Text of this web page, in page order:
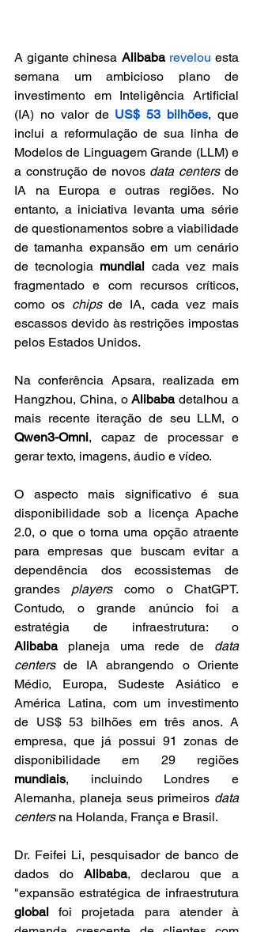
A gigante chinesa Alibaba revelou esta
semana um ambicioso plano de
investimento em Inteligência Artificial
(IA) no valor de US$ 53 bilhões, que
inclui a reformulação de sua linha de
Modelos de Linguagem Grande (LLM) e
a construção de novos data centers de
IA na Europa e outras regiões. No
entanto, a iniciativa levanta uma série
de questionamentos sobre a viabilidade
de tamanha expansão em um cenário
de tecnologia mundial cada vez mais
fragmentado e com recursos críticos,
como os chips de IA, cada vez mais
escassos devido às restrições impostas
pelos Estados Unidos.
Na conferência Apsara, realizada em
Hangzhou, China, o Alibaba detalhou a
Qwen3-Omni, capaz de processar e
gerar texto, imagens, áudio e vídeo.
O aspecto mais significativo é sua
disponibilidade sob a licença Apache
2.0, o que o torna uma opção atraente
para empresas que buscam evitar a
dependência dos ecossistemas de
grandes players como o ChatGPT.
Contudo, o grande anúncio foi a
Alibaba planeja uma rede de data
centers de IA abrangendo o Oriente
Médio, Europa, Sudeste Asiático e
América Latina, com um investimento
de US$ 53 bilhões em três anos. A
empresa, que já possui 91 zonas de
mundiais, incluindo Londres e
Alemanha, planeja seus primeiros data
centers na Holanda, França e Brasil.
Dr. Feifei Li, pesquisador de banco de
dados do Alibaba, declarou que a
global foi projetada para atender à